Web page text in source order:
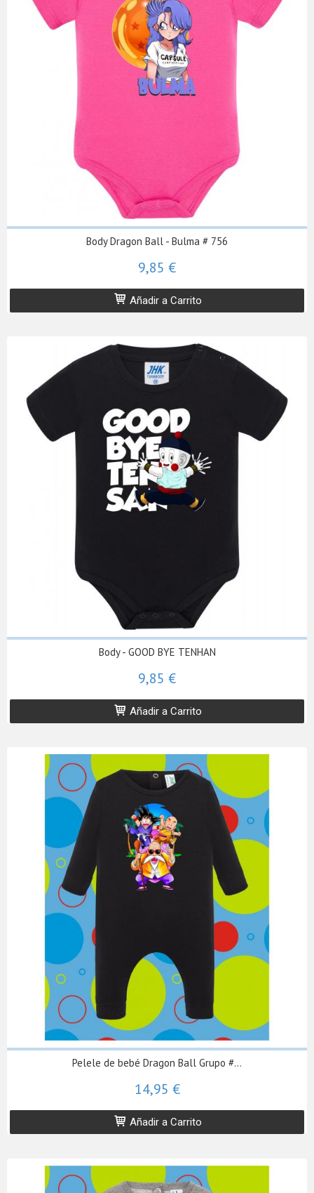
Body Dragon Ball - Bulma # 756
9,85 €
Añadir a Carrito
Body - GOOD BYE TENHAN
9,85 €
Añadir a Carrito
Pelele de bebé Dragon Ball Grupo #...
14,95 €
Añadir a Carrito